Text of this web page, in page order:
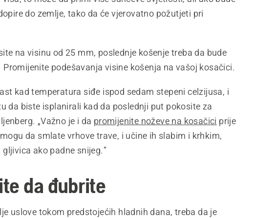
do zemlje, tako da će vjerovatno požutjeti pri
na visinu od 25 mm, poslednje košenje treba da bude
podešavanja visine košenja na vašoj kosačici.
kad temperatura siđe ispod sedam stepeni celzijusa, i
da biste isplanirali kad da poslednji put pokosite za
„Važno je i da promijenite noževe na kosačici prije
da smlate vrhove trave, i učine ih slabim i krhkim,
ako padne snijeg.”
da đubrite
uslove tokom predstojećih hladnih dana, treba da je